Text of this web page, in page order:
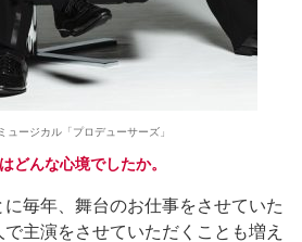
ュージカル「プロデューサーズ」
どんな心境でしたか。
毎年、舞台のお仕事をさせていた
主演をさせていただくことも増え